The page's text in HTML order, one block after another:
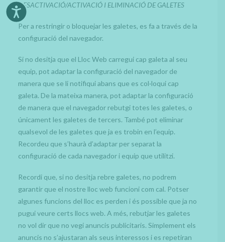
DESACTIVACIÓ/ACTIVACIÓ I ELIMINACIÓ DE GALETES
Per a restringir o bloquejar les galetes, es fa a través de la
configuració del navegador.
Si no desitja que el Lloc Web carregui cap galeta al seu
equip, pot adaptar la configuració del navegador de
manera que se li notifiqui abans que es col·loqui cap
galeta. De la mateixa manera, pot adaptar la configuració
de manera que el navegador rebutgi totes les galetes, o
únicament les galetes de tercers. També pot eliminar
qualsevol de les galetes que ja es trobin en l’equip.
Recordeu que s’haurà d’adaptar per separat la
configuració de cada navegador i equip que utilitzi.
Recordi que, si no desitja rebre galetes, no podrem
garantir que el nostre lloc web funcioni com cal. Potser
algunes funcions del lloc es perden i és possible que ja no
pugui veure certs llocs web. A més, rebutjar les galetes
no vol dir que no vegi anuncis publicitaris. Simplement els
anuncis no s’ajustaran als seus interessos i es repetiran